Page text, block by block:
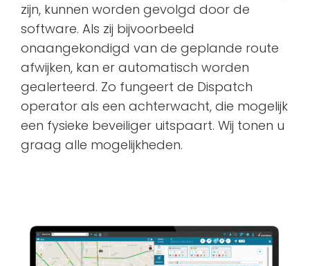
zijn, kunnen worden gevolgd door de
software. Als zij bijvoorbeeld
onaangekondigd van de geplande route
afwijken, kan er automatisch worden
gealerteerd. Zo fungeert de Dispatch
operator als een achterwacht, die mogelijk
een fysieke beveiliger uitspaart. Wij tonen u
graag alle mogelijkheden.